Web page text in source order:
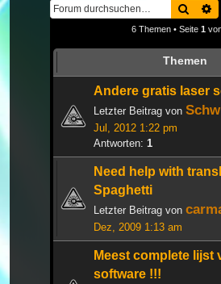
Suche
6 Themen • Seite 1
Themen
Andere gratis laser
Letzter Beitrag von
Jul, 2012 1:22 pm
Antworten: 1
Need help with
Spaghetti
Letzter Beitrag von
Dez, 2009 1:13 am
Meest complete lijst
software !!!